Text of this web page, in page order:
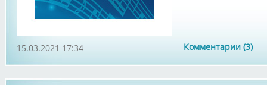
Комментарии (3)
15.03.2021 17:34